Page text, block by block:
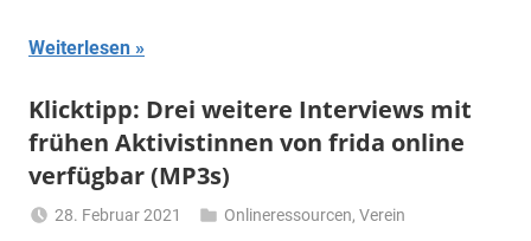
Weiterlesen
Klicktipp: Drei weitere Interviews mit
frühen Aktivistinnen von frida online
verfügbar (MP3s)
28. Februar 2021
Onlineressourcen,Verein